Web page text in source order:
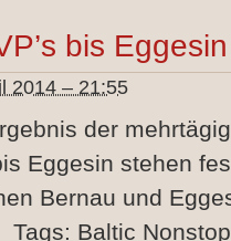
bis
2014 – 21:55
der
Eggesin stehen
Bernau und
Baltic